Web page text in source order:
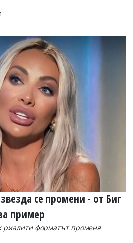
се промени - от Биг
пример
риалити форматът променя